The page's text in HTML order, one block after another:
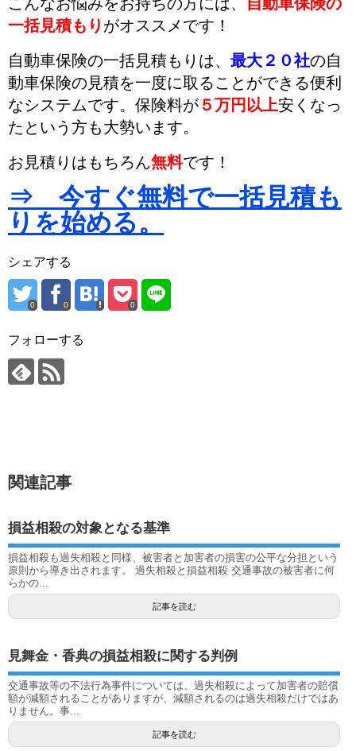
一括見積もり がオススメです！
自動車保険の一括見積もりは、 最大２０社の自
動車保険の見積を一度に取ることができる便利
なシステムです。 保険料が ５万円以上安くなっ
た という方も大勢います。
お見積りはもちろん無料です！
⇒ 今すぐ無料で一括見積も
りを始める。
シェアする
0 0 0
フォローする
関連記事
損益相殺の対象となる基準
損益相殺も過失相殺と同様、被害者と加害者の損害の公平な分担という
原則から導き出されます。 過失相殺と損益相殺 交通事故の被害者に何
らかの...
記事を読む
見舞金・香典の損益相殺に関する判例
交通事故等の不法行為事件については、過失相殺によって加害者の賠償
額が減額されることがありますが、減額されるのは過失相殺だけではあ
りません。事...
記事を読む